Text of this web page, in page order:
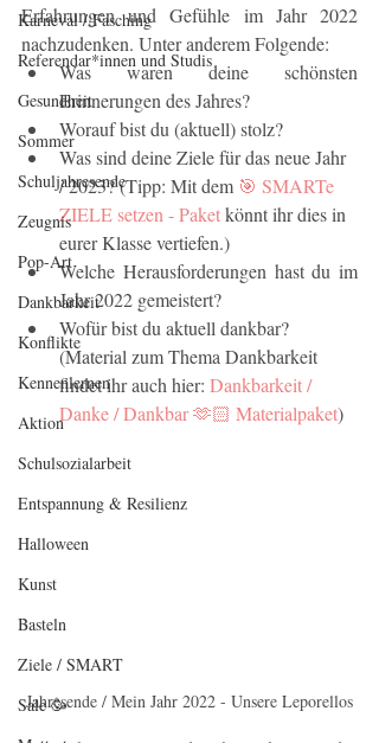
Karneval / Fasching
Referendar*innen und Studis
Gesundheit
Sommer
Schuljahresende
Zeugnis
Pop-Art
Dankbarkeit
Konflikte
Kennenlernen
Aktion
Schulsozialarbeit
Entspannung & Resilienz
Halloween
Kunst
Basteln
Ziele / SMART
Sale 🥳
Erfahrungen und Gefühle im Jahr 2022
nachzudenken. Unter anderem Folgende:
Was waren deine schönsten
Erinnerungen des Jahres?
Worauf bist du (aktuell) stolz?
Was sind deine Ziele für das neue Jahr
/ 2023? (Tipp: Mit dem 🎯 SMARTe
ZIELE setzen - Paket könnt ihr dies in
eurer Klasse vertiefen.)
Welche Herausforderungen hast du im
Jahr 2022 gemeistert?
Wofür bist du aktuell dankbar?
(Material zum Thema Dankbarkeit
findet ihr auch hier: Dankbarkeit /
Danke / Dankbar 🫶🏻 Materialpaket)
Jahresende / Mein Jahr 2022 - Unsere Leporellos